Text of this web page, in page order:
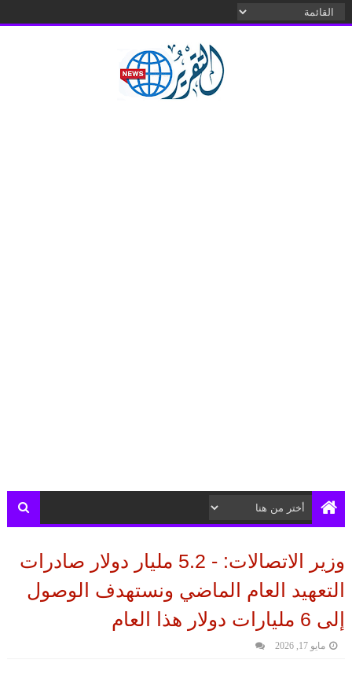
وزير الاتصالات: - 5.2 مليار دولار صادرات
التعهيد العام الماضي ونستهدف الوصول
إلى 6 مليارات دولار هذا العام
مايو 17, 2026